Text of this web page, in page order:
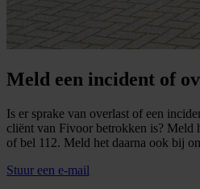
Meld een incident of
Is er sprake van overlast of een
cliënt van Fivoor betrokken is? Meld
of bel 112. Meld het daarna ook bij
Stuur een e-mail